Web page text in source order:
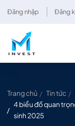
Đăng nhập Đăng
Trang chủ Tin tức
4 biểu đồ quan
sinh 2025